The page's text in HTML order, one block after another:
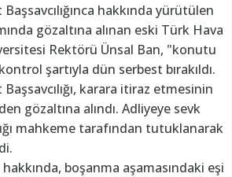
hakkında yürütülen
gözaltına alınan eski Türk Hava
Rektörü Ünsal Ban, "konutu
şartıyla dün serbest bırakıldı.
karara itiraz etmesinin
gözaltına alındı. Adliyeye sevk
mahkeme tarafından tutuklanarak
boşanma aşamasındaki eşi